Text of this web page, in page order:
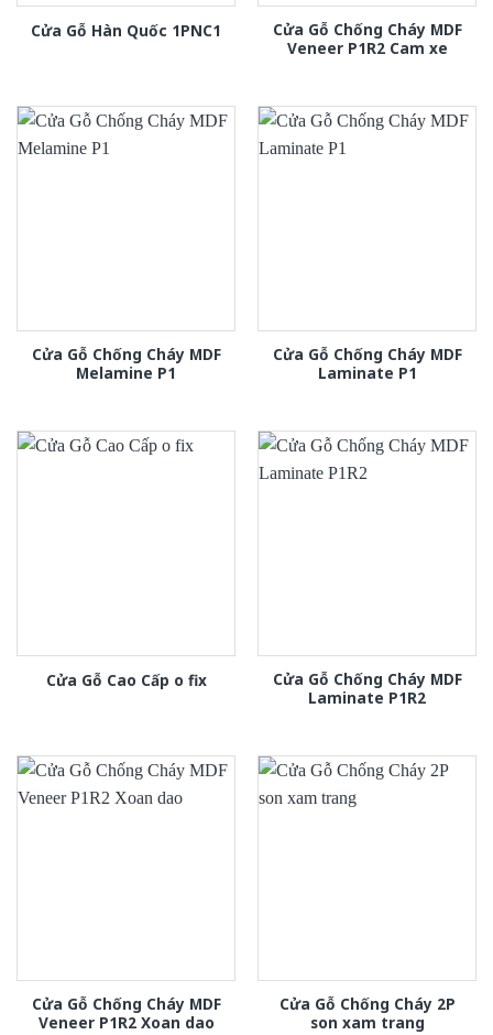
Cửa Gỗ Hàn Quốc 1PNC1
Cửa Gỗ Chống Cháy MDF
Veneer P1R2 Cam xe
Cửa Gỗ Chống Cháy MDF
Melamine P1
Cửa Gỗ Chống Cháy MDF
Laminate P1
Cửa Gỗ Cao Cấp o fix
Cửa Gỗ Chống Cháy MDF
Laminate P1R2
Cửa Gỗ Chống Cháy MDF
Veneer P1R2 Xoan dao
Cửa Gỗ Chống Cháy 2P
son xam trang